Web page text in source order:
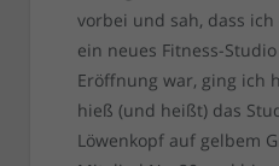
vorbei und sah, dass ich
ein neues Fitness-
Eröffnung war, ging ich
hieß (und heißt) das
Löwenkopf auf gelbem